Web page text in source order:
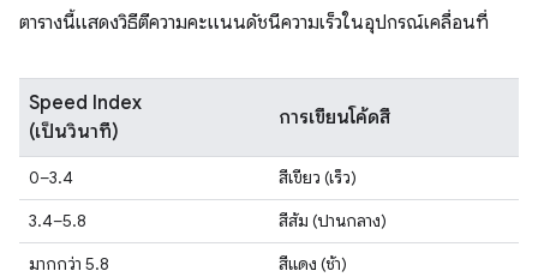
ตารางนี้แสดงวิธีตีความคะแนนดัชนีความเร็วในอุปกรณ์เคลื่อนที่
Speed Index
(เป็นวินาที)
การเขียนโค้ดสี
0–3.4
สีเขียว (เร็ว)
3.4–5.8
สีส้ม (ปานกลาง)
มากกว่า 5.8
สีแดง (ช้า)